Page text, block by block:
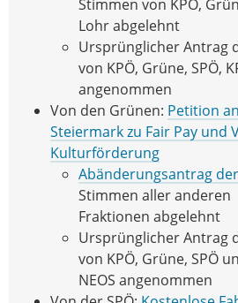
Stimmen von KPÖ,
Lohr abgelehnt
Ursprünglicher Antrag
von KPÖ, Grüne, SPÖ,
angenommen
Von den Grünen: Petition
Steiermark zu Fair Pay und
Kulturförderung
Abänderungsantrag
Stimmen aller anderen
Fraktionen abgelehnt
Ursprünglicher Antrag
von KPÖ, Grüne, SPÖ
NEOS angenommen